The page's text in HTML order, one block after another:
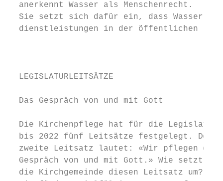
anerkennt Wasser als Menschenrecht.
Sie setzt sich dafür ein, dass Wasser-
dienstleistungen in der öffentlichen
LEGISLATURLEITSÄTZE
Das Gespräch von und mit Gott
Die Kirchenpflege hat für die
bis 2022 fünf Leitsätze festgelegt. Der
zweite Leitsatz lautet: «Wir pflegen
Gespräch von und mit Gott.» Wie setzt
die Kirchgemeinde diesen Leitsatz um?